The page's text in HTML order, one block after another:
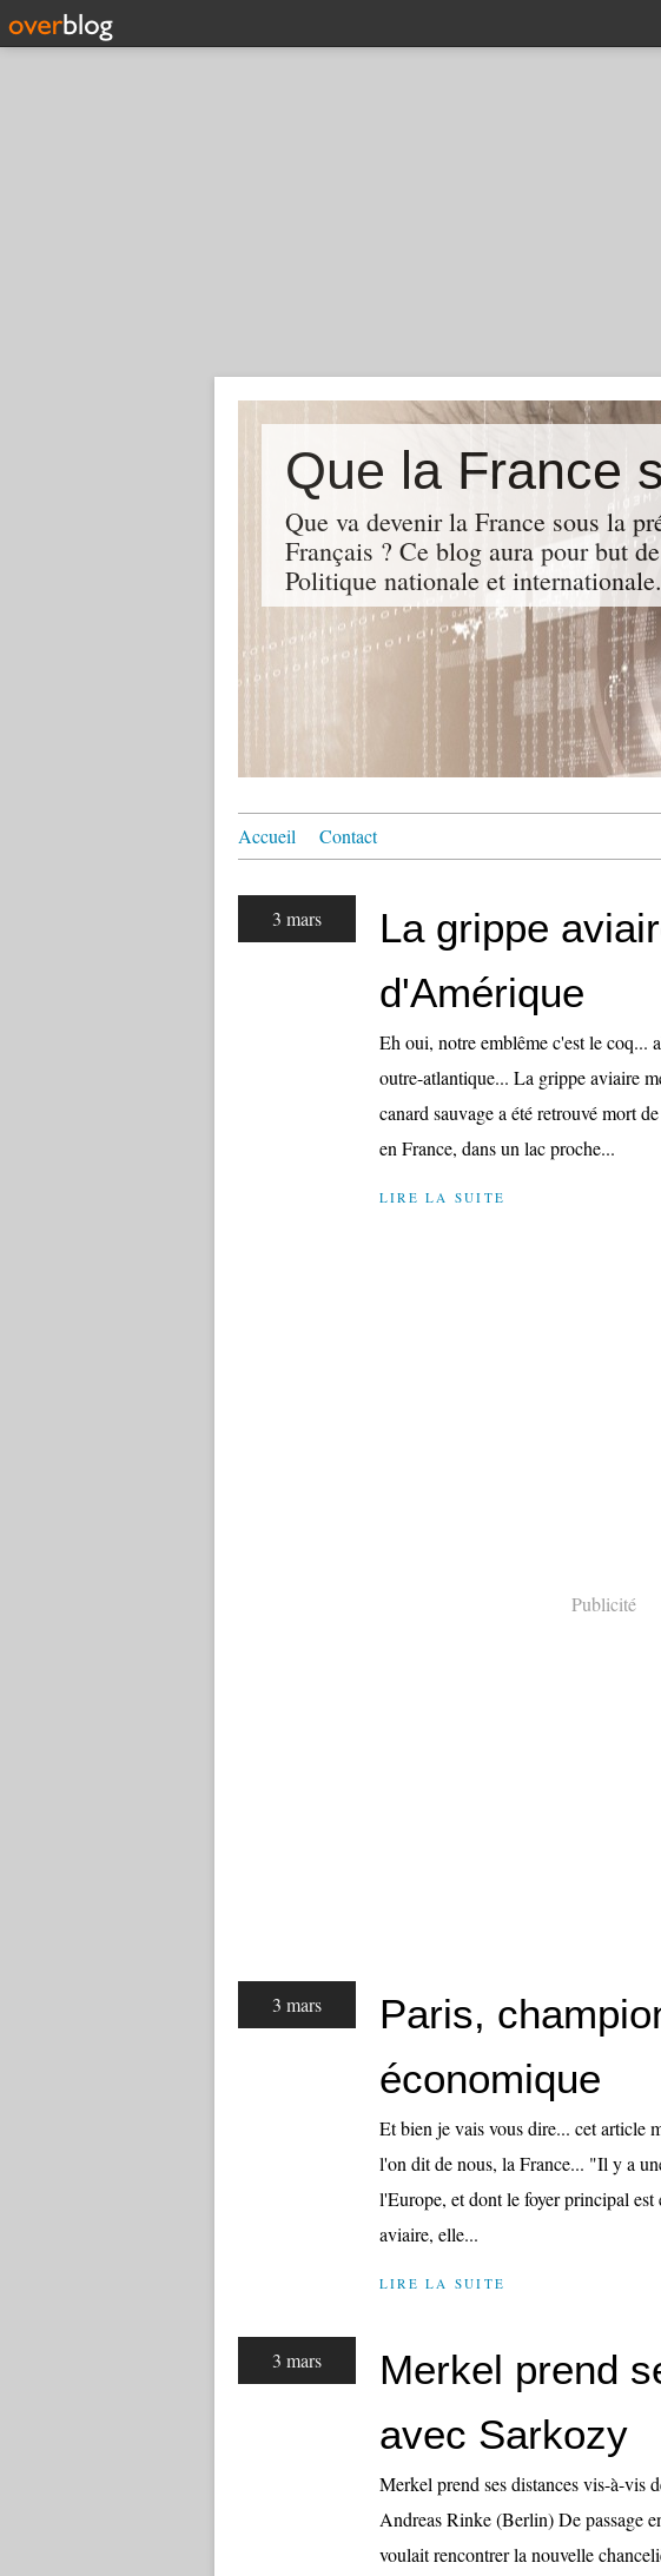
Que la France
Que va devenir la France sous la
Français ? Ce blog aura pour but
Politique nationale et internationale.
Accueil Contact
3 mars
La grippe
d'Amérique
Eh oui, notre emblême c'est le coq...
outre-atlantique... La grippe aviaire
canard sauvage a été retrouvé mort
en France, dans un lac proche...
LIRE LA SUITE
Publicité
3 mars
Paris,
économique
Et bien je vais vous dire... cet article
l'on dit de nous, la France... "Il y a
l'Europe, et dont le foyer principal
aviaire, elle...
LIRE LA SUITE
3 mars
Merkel prend
avec Sarkozy
Merkel prend ses distances vis-à-vis
Andreas Rinke (Berlin) De passage
voulait rencontrer la nouvelle